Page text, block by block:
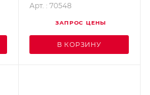
Арт. : 70548
ЗАПРОС ЦЕНЫ
В КОРЗИНУ